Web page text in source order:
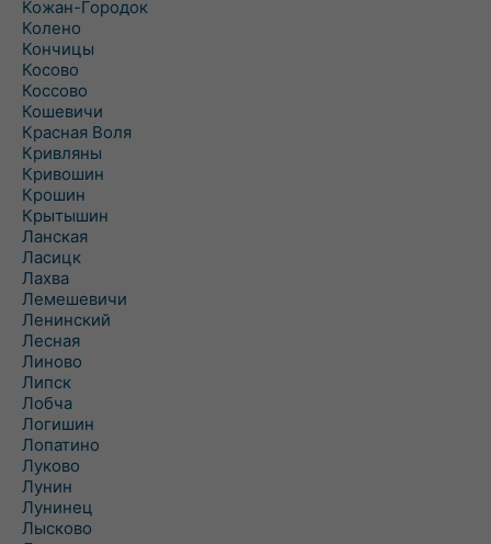
Кожан-Городок
Колено
Кончицы
Косово
Коссово
Кошевичи
Красная Воля
Кривляны
Кривошин
Крошин
Крытышин
Ланская
Ласицк
Лахва
Лемешевичи
Ленинский
Лесная
Линово
Липск
Лобча
Логишин
Лопатино
Луково
Лунин
Лунинец
Лысково